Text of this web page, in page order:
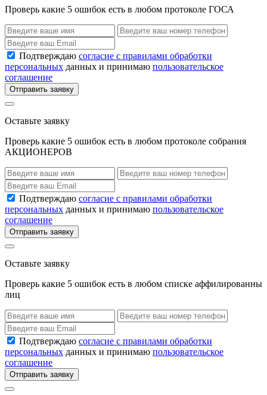
Проверь какие 5 ошибок есть в любом протоколе ГОСА
Подтверждаю согласие с правилами обработки
персональных данных и принимаю пользовательское
соглашение
Отправить заявку
Оставьте заявку
Проверь какие 5 ошибок есть в любом протоколе собрания
АКЦИОНЕРОВ
Подтверждаю согласие с правилами обработки
персональных данных и принимаю пользовательское
соглашение
Отправить заявку
Оставьте заявку
Проверь какие 5 ошибок есть в любом списке аффилированны
лиц
Подтверждаю согласие с правилами обработки
персональных данных и принимаю пользовательское
соглашение
Отправить заявку